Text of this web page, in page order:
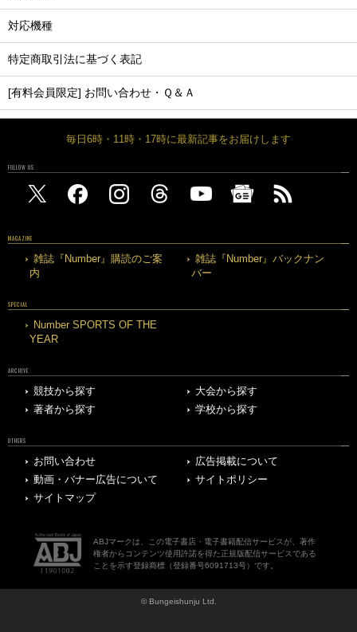
対応機種
特定商取引法に基づく表記
[有料会員限定] お問い合わせ・Ｑ＆Ａ
毎日6時・11時・17時に最新記事をお届けします
FOLLOW US
MAGAZINE
雑誌『Number』購読のご案
内
雑誌『Number』バックナン
バー
SPECIAL
Number SPORTS OF THE
YEAR
ARCHIVE
競技から探す
大会から探す
著者から探す
学校から探す
OTHERS
お問い合わせ
広告掲載について
動画・バナー広告について
サイトポリシー
サイトマップ
ABJマークは、この電子書店・電子書籍配信サービスが、著作
権者からコンテンツ使用許諾を得た正規版配信サービスである
ことを示す登録商標（登録番号6091713号）です。
© Bungeishunju Ltd.